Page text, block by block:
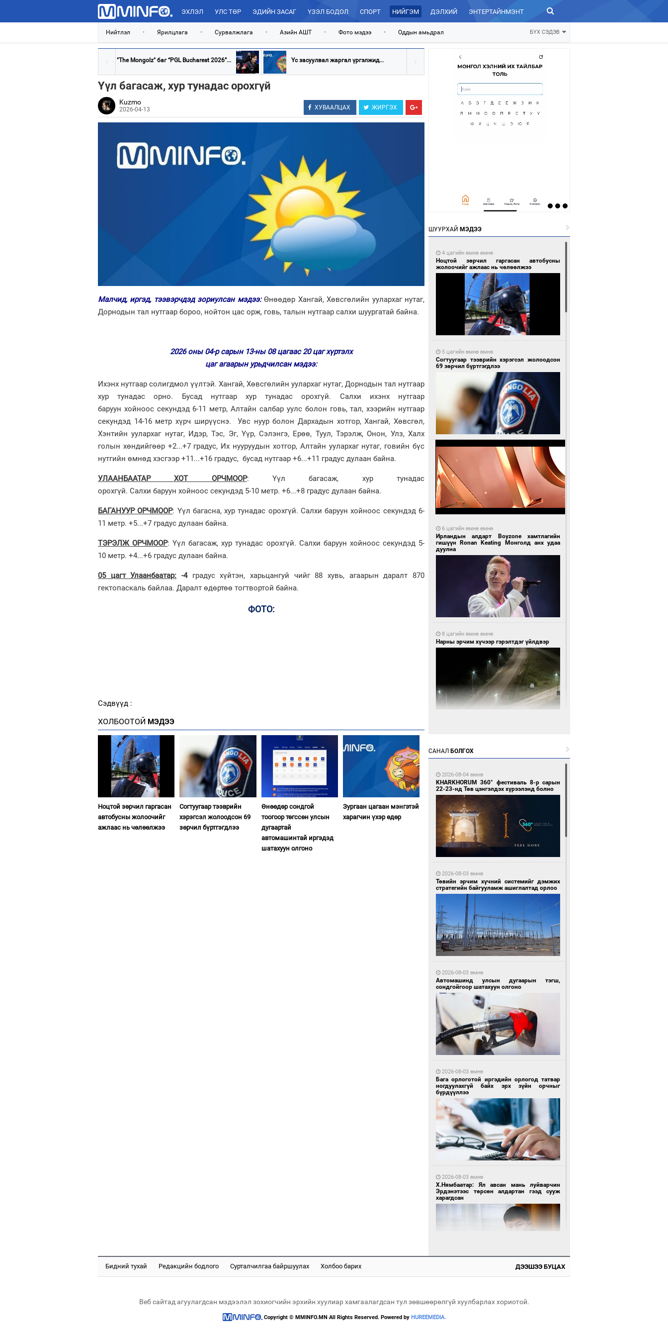
ЭХЛЭЛ УЛС ТӨР ЭДИЙН ЗАСАГ ҮЗЭЛ БОДОЛ СПОРТ НИЙГЭМ ДЭЛХИЙ ЭНТЕРТАЙНМЭНТ ЗУРХАЙ
Нийтлэл • Ярилцлага • Сурвалжлага • Азийн АШТ • Фото мэдээ • Оддын амьдрал БҮХ СЭДЭВ
"The Mongolz" баг “PGL Bucharest 2026”... Үс засуулвал жаргал үргэлжид...
Үүл багасаж, хур тунадас орохгүй
Kuzmo
2026-04-13 ХУВААЛЦАХ ЖИРГЭХ
Малчид, иргэд, тээвэрчдэд зориулсан мэдээ:Өнөөдөр Хангай, Хөвсгөлийн уулархаг нутаг,
Дорнодын тал нутгаар бороо, нойтон цас орж, говь, талын нутгаар салхи шуургатай байна.
2026 оны 04-р сарын 13-ны 08 цагаас 20 цаг хүртэлх
цаг агаарын урьдчилсан мэдээ:
Ихэнх нутгаар солигдмол үүлтэй. Хангай, Хөвсгөлийн уулархаг нутаг, Дорнодын тал нутгаар
хур тунадас орно. Бусад нутгаар хур тунадас орохгүй. Салхи ихэнх нутгаар
баруун хойноос секундэд 6-11 метр, Алтайн салбар уулс болон говь, тал, хээрийн нутгаар
секундэд 14-16 метр хүрч ширүүснэ. Увс нуур болон Дархадын хотгор, Хангай, Хөвсгөл,
Хэнтийн уулархаг нутаг, Идэр, Тэс, Эг, Үүр, Сэлэнгэ, Ерөө, Туул, Тэрэлж, Онон, Улз, Халх
голын хөндийгөөр +2...+7 градус, Их нууруудын хотгор, Алтайн уулархаг нутаг, говийн бүс
нутгийн өмнөд хэсгээр +11...+16 градус, бусад нутгаар +6...+11 градус дулаан байна.
УЛААНБААТАР ХОТ ОРЧМООР: Үүл багасаж, хур тунадас
орохгүй. Салхи баруун хойноос секундэд 5-10 метр. +6...+8 градус дулаан байна.
БАГАНУУР ОРЧМООР: Үүл багасна, хур тунадас орохгүй. Салхи баруун хойноос секундэд 6-
11 метр. +5...+7 градус дулаан байна.
ТЭРЭЛЖ ОРЧМООР: Үүл багасаж, хур тунадас орохгүй. Салхи баруун хойноос секундэд 5-
10 метр. +4...+6 градус дулаан байна.
05 цагт Улаанбаатар: -4градус хүйтэн, харьцангуй чийг 88 хувь, агаарын даралт 870
гектопаскаль байлаа. Даралт өдөртөө тогтвортой байна.
ФОТО:
Сэдвүүд :
ХОЛБООТОЙ МЭДЭЭ
Ноцтой зөрчил гаргасан
автобусны жолоочийг
ажлаас нь чөлөөлжээ
Согтуугаар тээврийн
хэрэгсэл жолоодсон 69
зөрчил бүртгэгдлээ
Өнөөдөр сондгой
тоогоор төгссөн улсын
дугаартай
автомашинтай иргэдэд
шатахуун олгоно
Зургаан цагаан мэнгэтэй
харагчин үхэр өдөр
ШУУРХАЙ МЭДЭЭ
4 цагийн өмнө өмнө
Ноцтой зөрчил гаргасан автобусны
жолоочийг ажлаас нь чөлөөлжээ
5 цагийн өмнө өмнө
Согтуугаар тээврийн хэрэгсэл жолоодсон
69 зөрчил бүртгэгдлээ
6 цагийн өмнө өмнө
Ирландын алдарт Boyzone хамтлагийн
гишүүн Ronan Keating Монголд анх удаа
дуулна
8 цагийн өмнө өмнө
Нарны эрчим хүчээр гэрэлтдэг үйлдвэр
8 цагийн өмнө өмнө
Өнөөдөр сондгой тоогоор төгссөн улсын
дугаартай автомашинтай иргэдэд шатахуун
олгоно
8 цагийн өмнө өмнө
УИХ-ын дарга С.Бямбацогт Сутай хайрхны
тэнгэрийг тахих тахилгад оролцлоо
8 цагийн өмнө өмнө
Зургаан цагаан мэнгэтэй харагчин үхэр
өдөр
8 цагийн өмнө өмнө
Бороо орохгүй, өдөртөө 28-30 хэм дулаан
байна
САНАЛ БОЛГОХ
2026-08-04 өмнө
KHARKHORUM 360° фестиваль 8-р сарын
22-23-нд Төв цэнгэлдэх хүрээлэнд болно
2026-08-03 өмнө
Төвийн эрчим хүчний системийг дэмжих
стратегийн байгууламж ашиглалтад орлоо
2026-08-03 өмнө
Автомашинд улсын дугаарын тэгш,
сондгойгоор шатахуун олгоно
2026-08-03 өмнө
Бага орлоготой иргэдийн орлогод татвар
ногдуулахгүй байх эрх зүйн орчныг
бүрдүүллээ
2026-08-03 өмнө
Х.Нямбаатар: Ял авсан мань луйварчин
Эрдэнэтээс төрсөн алдартан гээд сууж
харагдсан
Бидний тухай Редакцийн бодлого Сурталчилгаа байршуулах Холбоо барих ДЭЭШЭЭ БУЦАХ
Веб сайтад агуулагдсан мэдээлэл зохиогчийн эрхийн хуулиар хамгаалагдсан тул зөвшөөрөлгүй хуулбарлах хориотой.
Copyright © MMINFO.MN All Rights Reserved. Powered by HUREEMEDIA.